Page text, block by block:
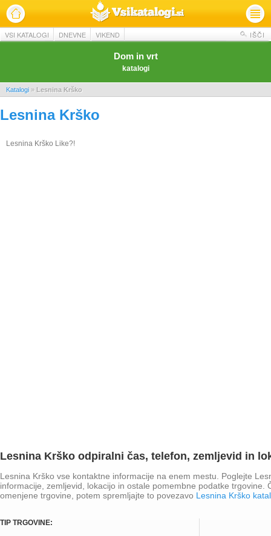
VSI KATALOGI DNEVNE VIKEND IŠČI
Dom in vrt
katalogi
Katalogi » Lesnina Krško
Lesnina Krško
Lesnina Krško Like?!
Lesnina Krško odpiralni čas, telefon, zemljevid in
Lesnina Krško vse kontaktne informacije na enem mestu. Poglejte
informacije, zemljevid, lokacijo in ostale pomembne podatke trgovine.
omenjene trgovine, potem spremljajte to povezavo Lesnina Krško
TIP TRGOVINE: